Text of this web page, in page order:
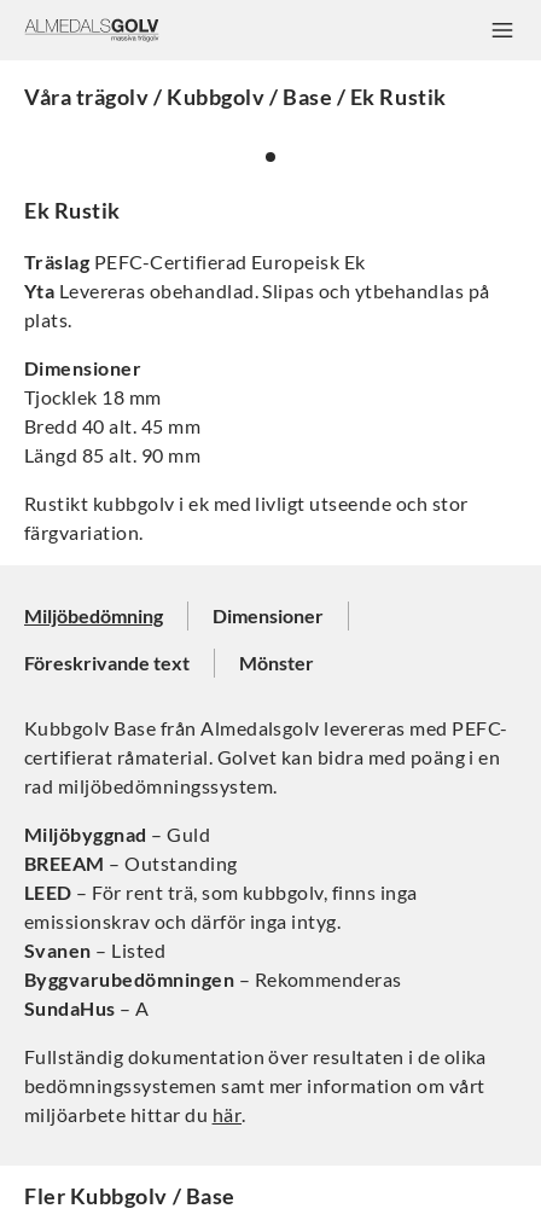
Våra trägolv / Kubbgolv / Base / Ek Rustik
Ek Rustik
Träslag PEFC-Certifierad Europeisk Ek
Yta Levereras obehandlad. Slipas och ytbehandlas på
plats.
Dimensioner
Tjocklek 18 mm
Bredd 40 alt. 45 mm
Längd 85 alt. 90 mm
Rustikt kubbgolv i ek med livligt utseende och stor
färgvariation.
Miljöbedömning Dimensioner
Föreskrivande text Mönster
Kubbgolv Base från Almedalsgolv levereras med PEFC-
certifierat råmaterial. Golvet kan bidra med poäng i en
rad miljöbedömningssystem.
Miljöbyggnad – Guld
BREEAM – Outstanding
LEED – För rent trä, som kubbgolv, finns inga
emissionskrav och därför inga intyg.
Svanen – Listed
Byggvarubedömningen – Rekommenderas
SundaHus – A
Fullständig dokumentation över resultaten i de olika
bedömningssystemen samt mer information om vårt
miljöarbete hittar du här.
Fler Kubbgolv / Base